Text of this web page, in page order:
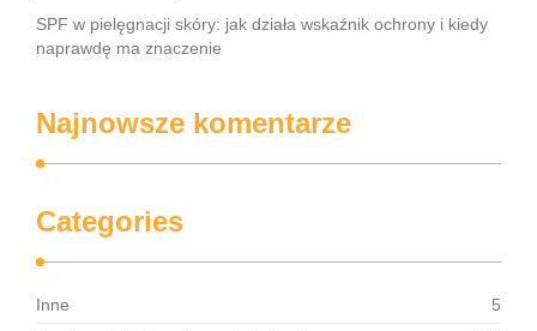
SPF w pielęgnacji skóry: jak działa wskaźnik ochrony i kiedy
naprawdę ma znaczenie
Najnowsze komentarze
Categories
Inne
5